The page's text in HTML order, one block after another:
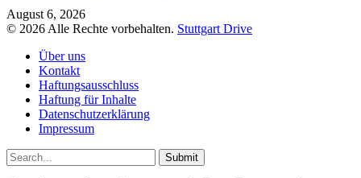
August 6, 2026
© 2026 Alle Rechte vorbehalten. Stuttgart Drive
Über uns
Kontakt
Haftungsausschluss
Haftung für Inhalte
Datenschutzerklärung
Impressum
Submit